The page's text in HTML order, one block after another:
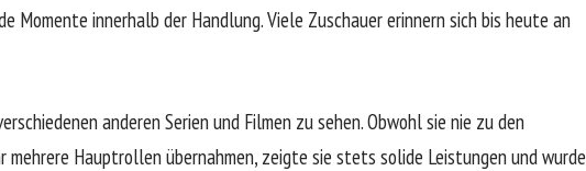
Momente innerhalb der Handlung. Viele Zuschauer erinnern sich bis heute an
anderen Serien und Filmen zu sehen. Obwohl sie nie zu den
mehrere Hauptrollen übernahmen, zeigte sie stets solide Leistungen und wurde